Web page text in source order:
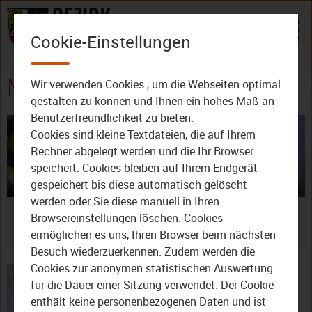
Zum Inhalt
Mediathek: Ansprache
Weihnachten in
Oberfranken 2021:
Ansprache von Heidrun
Piwernetz
23.12.2021
04:11
Weihnachten 2017:
Ansprache von Dr.
Günther Denzler
23.12.2017
05:56
Cookie-Einstellungen
Wir verwenden Cookies , um die Webseiten optimal
gestalten zu können und Ihnen ein hohes Maß an
Benutzerfreundlichkeit zu bieten.
Cookies sind kleine Textdateien, die auf Ihrem
Rechner abgelegt werden und die Ihr Browser
speichert. Cookies bleiben auf Ihrem Endgerät
gespeichert bis diese automatisch gelöscht
werden oder Sie diese manuell in Ihren
Browsereinstellungen löschen. Cookies
ermöglichen es uns, Ihren Browser beim nächsten
Besuch wiederzuerkennen. Zudem werden die
Cookies zur anonymen statistischen Auswertung
für die Dauer einer Sitzung verwendet. Der Cookie
enthält keine personenbezogenen Daten und ist